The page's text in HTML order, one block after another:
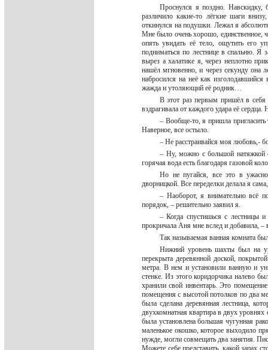
Проснулся я поздно. Навскидку,
различило какие-то лёгкие шаги
откинулся на подушки. Лежал я
Мне было очень хорошо, единственное,
опять увидать её тело, ощутить его
подниматься по лестнице в спальню. Я
вырез а халатике я, через неплотно
нашёл мгновенно, и через секунду она
набросился на неё как
жажда и утоляющий её родник…
В этот раз первым пришёл в себя
вздрагивала от каждого удара её
– Вообще-то, я пришла
Наверное, все остыло.
– Не расстраивайся моя любовь,-
– Ну, можно с большой натяжкой
горячая вода есть благодаря газовой
Но не пугайся, все это в
дворницкой. Все переделки делала я
– Наоборот, я внимательно всё
порядок, – решительно заявил я.
– Когда спустишься с лестницы
прокричала Аня мне вслед и добавила, –
Так называемая ванная комната
Нижний уровень шахты был на
перекрыта деревянной доской,
метра. В нем и установили ванную и
стенке. Из этого коридорчика налево
хранили свой инвентарь. Это
помещения с высотой потолков по два
была сделана деревянная лестница,
двухкомнатная квартира в двух
была установлена большая чугунная
маленькое окошко, которое выходило
нужде, могли совмещать два занятия.
Можете себе представить, какой запах